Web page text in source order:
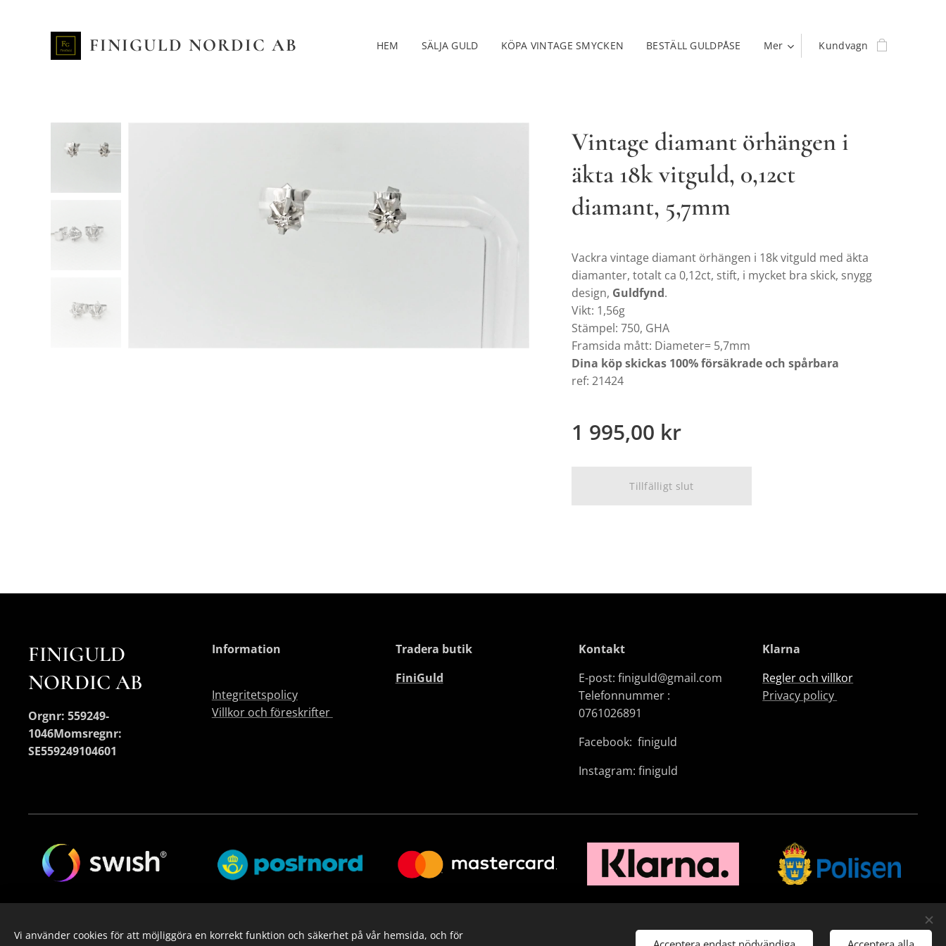
FINIGULD NORDIC AB HEM SÄLJA GULD KÖPA VINTAGE SMYCKEN BESTÄLL GULDPÅSE Mer Kundvagn
Vintage diamant örhängen i
äkta 18k vitguld, 0,12ct
diamant, 5,7mm
Vackra vintage diamant örhängen i 18k vitguld med äkta
diamanter, totalt ca 0,12ct, stift, i mycket bra skick, snygg
design, Guldfynd.
Vikt: 1,56g
Stämpel: 750, GHA
Framsida mått: Diameter= 5,7mm
Dina köp skickas 100% försäkrade och spårbara
ref: 21424
1 995,00 kr
Tillfälligt slut
FINIGULD
NORDIC AB
Orgnr: 559249-
1046Momsregnr:
SE559249104601
Information
Integritetspolicy
Villkor och föreskrifter
Tradera butik
FiniGuld
Kontakt
E-post: finiguld@gmail.com
Telefonnummer :
0761026891
Facebook: finiguld
Instagram: finiguld
Klarna
Regler och villkor
Privacy policy
Vi använder cookies för att möjliggöra en korrekt funktion och säkerhet på vår hemsida, och för